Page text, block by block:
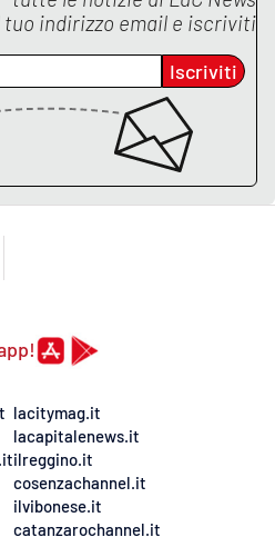
tuo indirizzo email e iscriviti
Iscriviti
lacitymag.it
lacapitalenews.it
ilreggino.it
cosenzachannel.it
ilvibonese.it
catanzarochannel.it